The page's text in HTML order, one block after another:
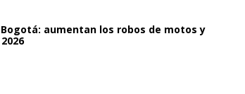
aumentan los robos de motos y